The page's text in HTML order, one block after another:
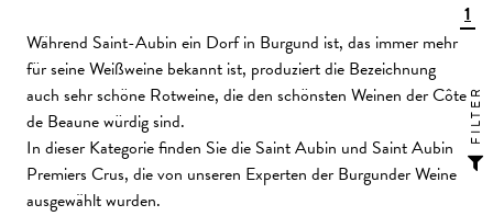
1
Während Saint-Aubin ein Dorf in Burgund ist, das immer mehr
für seine Weißweine bekannt ist, produziert die Bezeichnung
auch sehr schöne Rotweine, die den schönsten Weinen der Côte
de Beaune würdig sind.
In dieser Kategorie finden Sie die Saint Aubin und Saint Aubin
Premiers Crus, die von unseren Experten der Burgunder Weine
ausgewählt wurden.
FILTER